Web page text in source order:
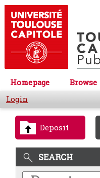
Homepage Browse
Login
Deposit
SEARCH